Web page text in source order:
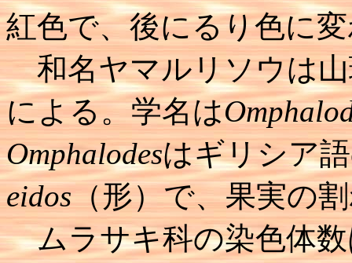
紅色で、後にるり色に
和名ヤマルリソウは
による。学名は
Omphalodesはギリシア
eidos（形）で、果実の
ムラサキ科の染色体数